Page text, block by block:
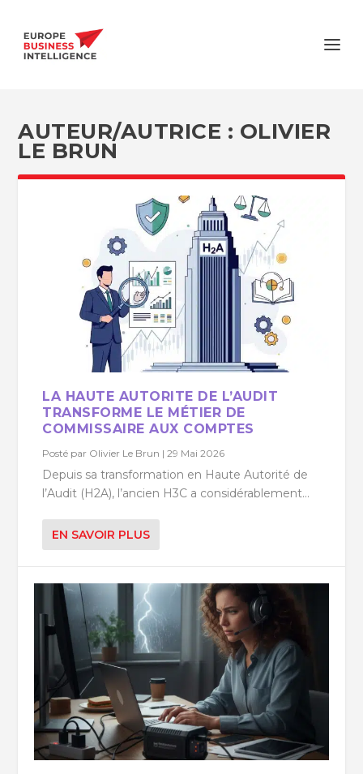
AUTEUR/AUTRICE : OLIVIER
LE BRUN
LA HAUTE AUTORITE DE L’AUDIT
TRANSFORME LE MÉTIER DE
COMMISSAIRE AUX COMPTES
Posté par Olivier Le Brun |29 Mai 2026
Depuis sa transformation en Haute Autorité de
l’Audit (H2A), l’ancien H3C a considérablement...
EN SAVOIR PLUS